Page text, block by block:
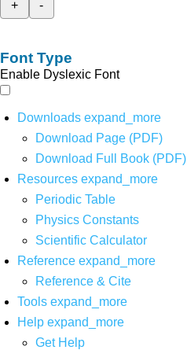
+
-
Font Type
Enable Dyslexic Font
Downloads expand_more
Download Page (PDF)
Download Full Book (PDF)
Resources expand_more
Periodic Table
Physics Constants
Scientific Calculator
Reference expand_more
Reference & Cite
Tools expand_more
Help expand_more
Get Help